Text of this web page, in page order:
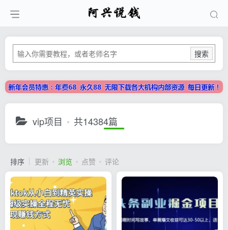
搜索
vip项目 共14384篇
排序 更新 浏览 点赞 评论